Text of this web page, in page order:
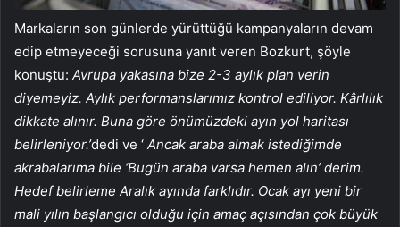
Markaların son günlerde yürüttüğü kampanyaların devam
edip etmeyeceği sorusuna yanıt veren Bozkurt, şöyle
konuştu: Avrupa yakasına bize 2-3 aylık plan verin
diyemeyiz. Aylık performanslarımız kontrol ediliyor. Kârlılık
dikkate alınır. Buna göre önümüzdeki ayın yol haritası
belirleniyor.’dedi ve ‘ Ancak araba almak istediğimde
akrabalarıma bile ‘Bugün araba varsa hemen alın’ derim.
Hedef belirleme Aralık ayında farklıdır. Ocak ayı yeni bir
mali yılın başlangıcı olduğu için amaç açısından çok büyük